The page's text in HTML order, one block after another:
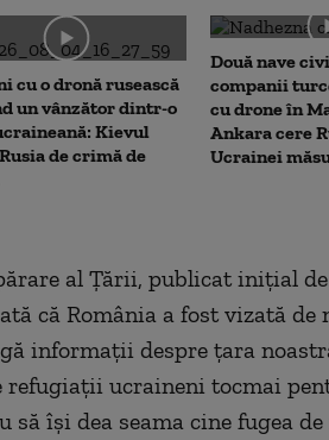
cu o dronă rusească
un vânzător dintr-o
Kievul
de crimă de
Două nave
companii
cu drone în
Ankara cere
Ucrainei
al Țării, publicat inițial de
că România a fost vizată de
informații despre țara
ucraineni tocmai
își dea seama cine fugea